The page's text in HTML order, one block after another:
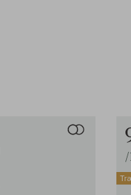
/